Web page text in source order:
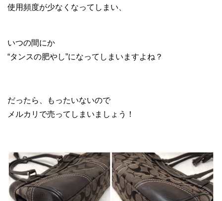
使用頻度が少なくなってしまい、
いつの間にか
“タンスの肥やし”になってしまいますよね？
だったら、もったいないので
メルカリで売ってしまいましょう！